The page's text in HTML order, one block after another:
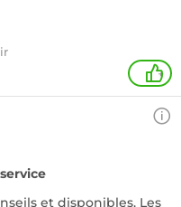
+
et disponibles. Les